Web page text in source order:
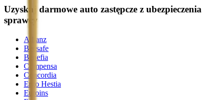
Uzyskaj darmowe auto zastępcze z ubezpieczenia
sprawcy
Allianz
Beesafe
Benefia
Compensa
Concordia
Ergo Hestia
Euroins